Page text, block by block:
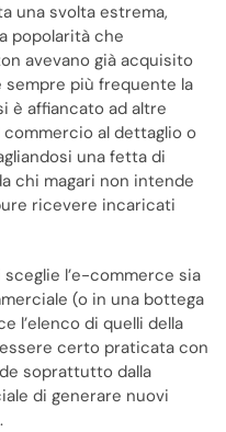
una svolta estrema,
popolarità che
avevano già acquisito
più frequente la
è affiancato ad altre
al dettaglio o
una fetta di
chi magari non intende
ricevere incaricati
l’e-commerce sia
(o in una bottega
l’elenco di quelli della
certo praticata con
soprattutto dalla
di generare nuovi